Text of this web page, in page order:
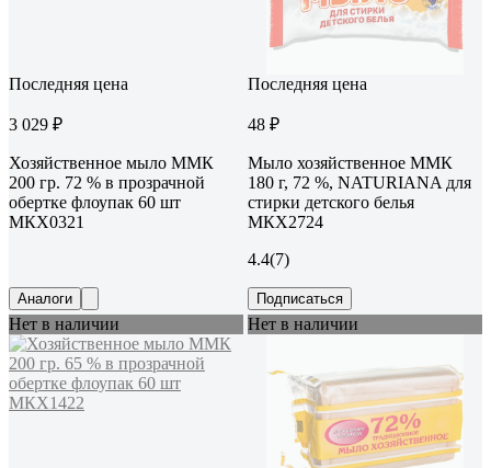
Последняя цена
3 029 ₽
Хозяйственное мыло ММК
200 гр. 72 % в прозрачной
обертке флоупак 60 шт
МКХ0321
Аналоги
Последняя цена
48 ₽
Мыло хозяйственное ММК
180 г, 72 %, NATURIANA для
стирки детского белья
МКХ2724
4.4(7)
Подписаться
Нет в наличии Нет в наличии